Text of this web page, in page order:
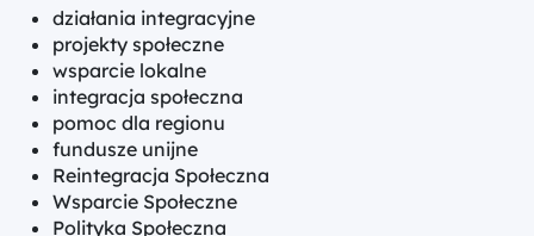
działania integracyjne
projekty społeczne
wsparcie lokalne
integracja społeczna
pomoc dla regionu
fundusze unijne
Reintegracja Społeczna
Wsparcie Społeczne
Polityka Społeczna